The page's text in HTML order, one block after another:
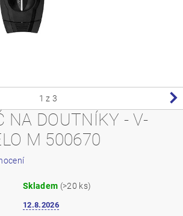
1 z 3
NA DOUTNÍKY - V-
M 500670
Skladem (>20 ks)
12.8.2026